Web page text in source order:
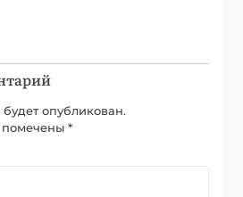
опубликован.
помечены*